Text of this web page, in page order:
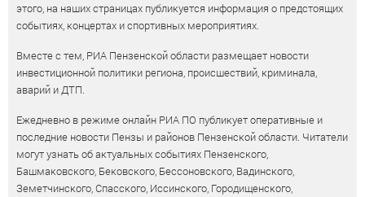
этого, на наших страницах публикуется информация о предстоящих
событиях, концертах и спортивных мероприятиях.
Вместе с тем, РИА Пензенской области размещает новости
инвестиционной политики региона, происшествий, криминала,
аварий и ДТП.
Ежедневно в режиме онлайн РИА ПО публикует оперативные и
последние новости Пензы и районов Пензенской области. Читатели
могут узнать об актуальных событиях Пензенского,
Башмаковского, Бековского, Бессоновского, Вадинского,
Земетчинского, Спасского, Иссинского, Городищенского,